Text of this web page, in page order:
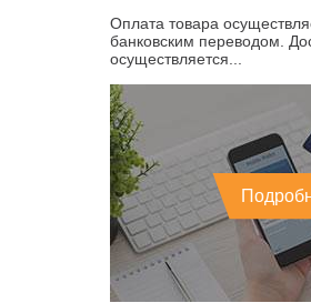
Оплата товара
банковским переводом.
осуществляется...